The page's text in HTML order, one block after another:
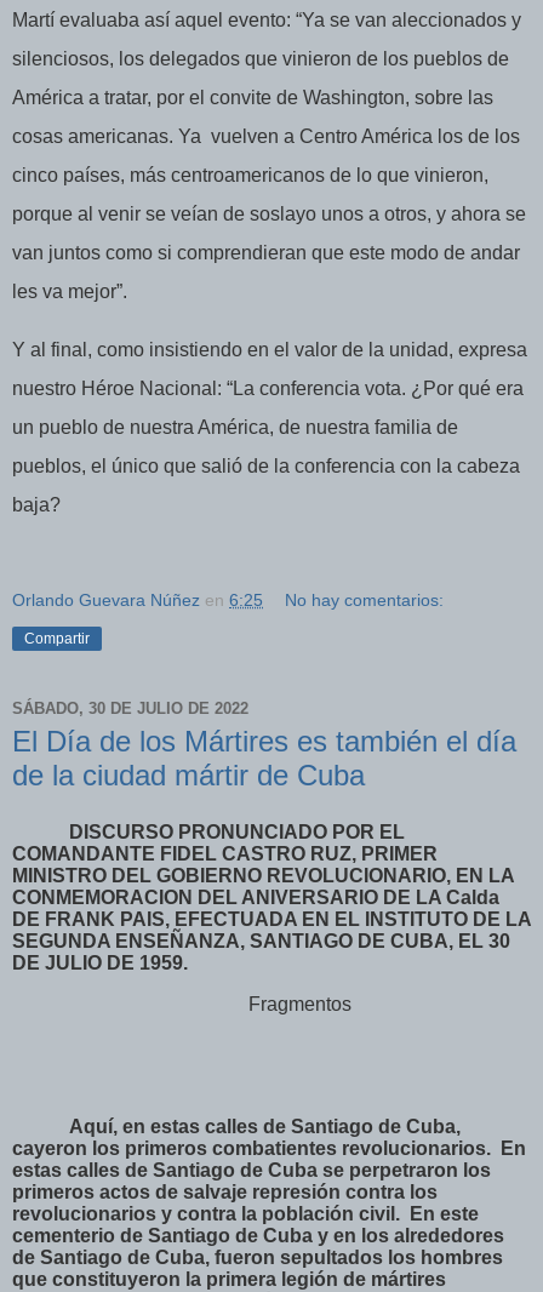
Martí evaluaba así aquel evento: “Ya se van aleccionados y
silenciosos, los delegados que vinieron de los pueblos de
América a tratar, por el convite de Washington, sobre las
cosas americanas. Ya vuelven a Centro América los de los
cinco países, más centroamericanos de lo que vinieron,
porque al venir se veían de soslayo unos a otros, y ahora se
van juntos como si comprendieran que este modo de andar
les va mejor”.
Y al final, como insistiendo en el valor de la unidad, expresa
nuestro Héroe Nacional: “La conferencia vota. ¿Por qué era
un pueblo de nuestra América, de nuestra familia de
pueblos, el único que salió de la conferencia con la cabeza
baja?
Orlando Guevara Núñez en 6:25 No hay comentarios:
Compartir
SÁBADO, 30 DE JULIO DE 2022
El Día de los Mártires es también el día
de la ciudad mártir de Cuba
DISCURSO PRONUNCIADO POR EL
COMANDANTE FIDEL CASTRO RUZ, PRIMER
MINISTRO DEL GOBIERNO REVOLUCIONARIO, EN LA
CONMEMORACION DEL ANIVERSARIO DE LA Calda
DE FRANK PAIS, EFECTUADA EN EL INSTITUTO DE LA
SEGUNDA ENSEÑANZA, SANTIAGO DE CUBA, EL 30
DE JULIO DE 1959.
Fragmentos
Aquí, en estas calles de Santiago de Cuba,
cayeron los primeros combatientes revolucionarios.
En
estas calles de Santiago de Cuba se perpetraron los
primeros actos de salvaje represión contra los
revolucionarios y contra la población civil.
En este
cementerio de Santiago de Cuba y en los alrededores
de Santiago de Cuba, fueron sepultados los hombres
que constituyeron la primera legión de mártires